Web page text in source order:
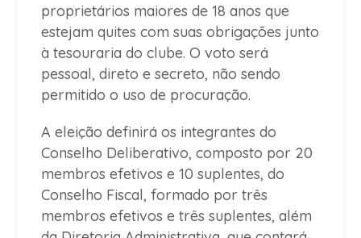
proprietários maiores de 18 anos que
estejam quites com suas obrigações junto
à tesouraria do clube. O voto será
pessoal, direto e secreto, não sendo
permitido o uso de procuração.
A eleição definirá os integrantes do
Conselho Deliberativo, composto por 20
membros efetivos e 10 suplentes, do
Conselho Fiscal, formado por três
membros efetivos e três suplentes, além